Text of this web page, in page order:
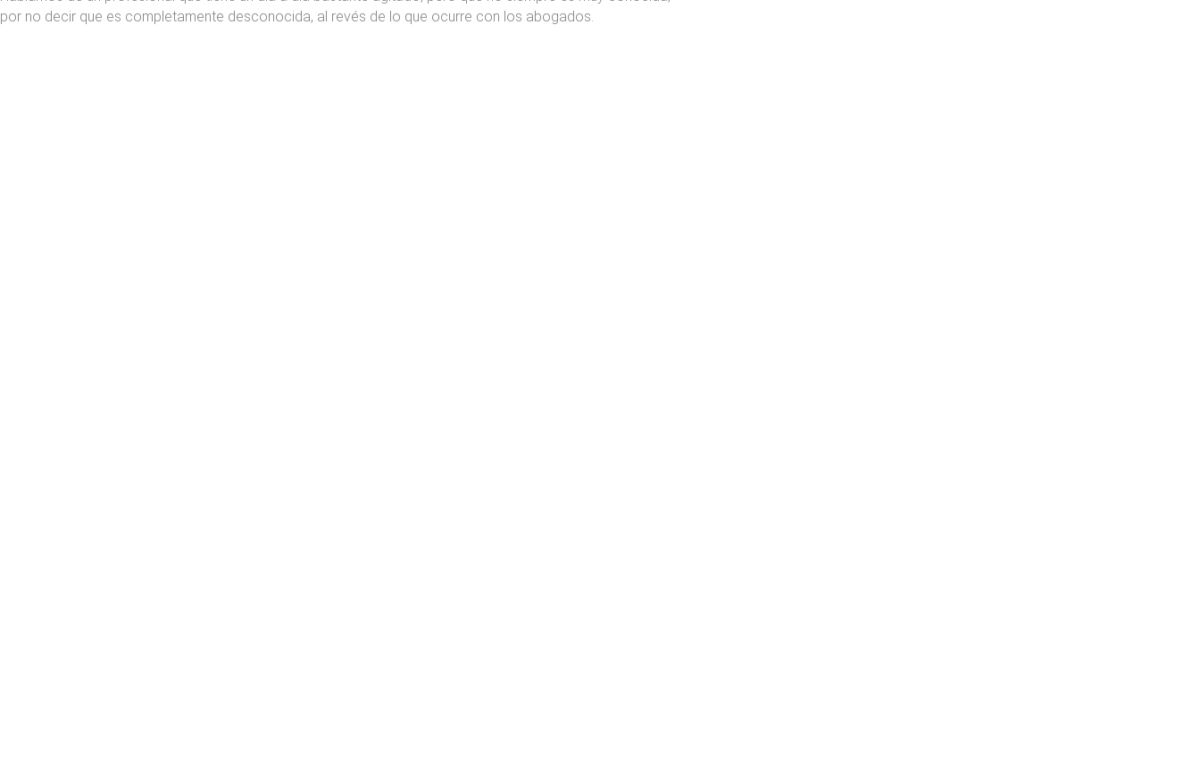
por no decir que es completamente desconocida, al revés de lo que ocurre con los abogados.